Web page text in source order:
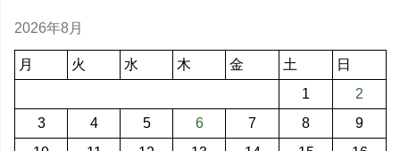
2026年8月
月 火 水 木 金 土
日
1
2
3
4 5 6 7 8
9